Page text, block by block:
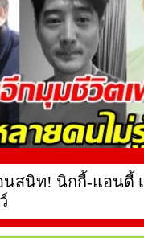
นสนิท! นิกกี้-แอนดี้